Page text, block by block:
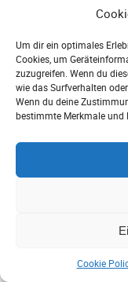
Um dir ein optimales
Cookies, um
zuzugreifen. Wenn du
wie das Surfverhalten
Wenn du deine
bestimmte Merkmale und
Cookie
2024 © freedocs,